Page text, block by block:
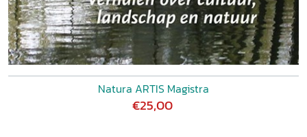
Natura ARTIS Magistra
€25,00